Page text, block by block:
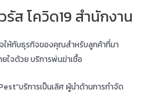
รัส โควิด19 สำนักงาน
ให้กับธุรกิจของคุณสำหรับลูกค้าที่มา
ใจด้วย บริการพ่นฆ่าเชื้อ
บริการเป็นเลิศ ผู้นำด้านการกำจัด